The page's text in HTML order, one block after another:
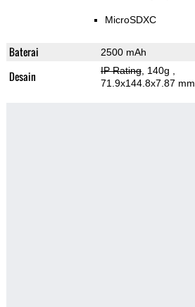
MicroSDXC
Baterai 2500 mAh
Desain IP Rating, 140g
71.9x144.8x7.87 mm